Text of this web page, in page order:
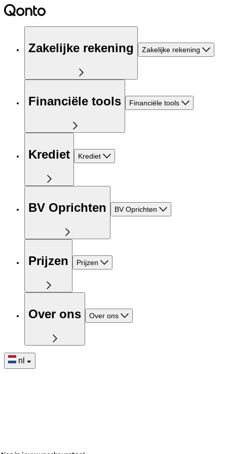
Zakelijke rekening Zakelijke rekening
Financiële tools Financiële tools
Krediet Krediet
BV Oprichten BV Oprichten
Prijzen Prijzen
Over ons Over ons
nl